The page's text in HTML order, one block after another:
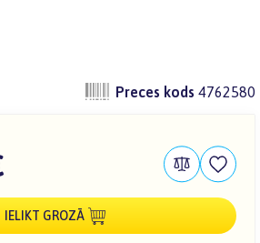
Preces kods 4762580
IELIKT GROZĀ